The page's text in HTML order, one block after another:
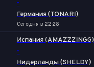
-
Германия (TONARI)
Сегодня в 22:28
Испания (AMAZZZINGG)
-
Нидерланды (SHELDY)